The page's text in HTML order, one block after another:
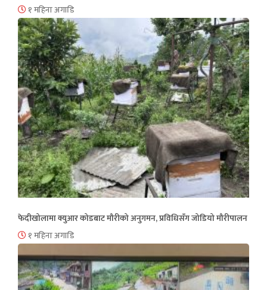
१ महिना अगाडि
फेदीखोलामा क्युआर कोडबाट मौरीको अनुगमन, प्रविधिसँग जोडियो मौरीपालन
१ महिना अगाडि